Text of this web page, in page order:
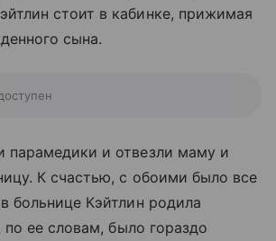
стоит в кабинке, прижимая
сына.
парамедики и отвезли маму и
К счастью, с обоими было все
больнице Кэйтлин родила
по ее словам, было гораздо